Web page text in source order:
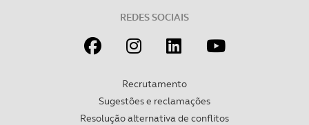
REDES SOCIAIS
Recrutamento
Sugestões e reclamações
Resolução alternativa de conflitos